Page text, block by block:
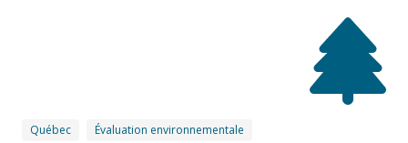
Québec Évaluation environnementale